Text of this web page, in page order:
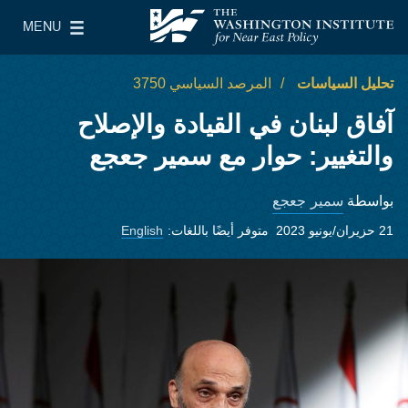
معهد واشنطن لسياسات الشرق الأدنى
MENU
Main Menu
تحليل السياسات المرصد السياسي 3750
آفاق لبنان في القيادة والإصلاح
والتغيير: حوار مع سمير جعجع
بواسطة سمير جعجع
21 حزيران/يونيو 2023 متوفر أيضًا باللغات: English